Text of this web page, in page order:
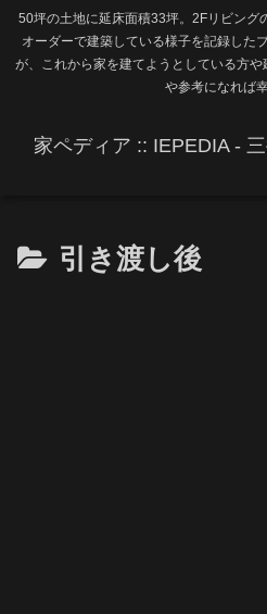
50坪の土地に延床面積33坪。2Fリビング
オーダーで建築している様子を記録した
が、これから家を建てようとしている方
や参考になれば
家ペディア :: IEPEDIA -
引き渡し後